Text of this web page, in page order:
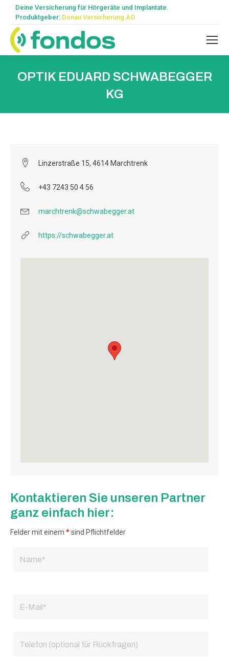
Deine Versicherung für Hörgeräte und Implantate.
Produktgeber: Donau Versicherung AG
OPTIK EDUARD SCHWABEGGER
KG
Kontaktieren Sie unseren Partner
ganz einfach hier:
Felder mit einem *sind Pflichtfelder
Linzerstraße 15, 4614 Marchtrenk
+43 7243 50 4 56
marchtrenk@schwabegger.at
https://schwabegger.at